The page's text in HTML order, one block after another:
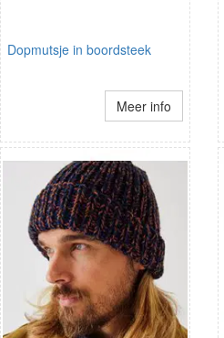
Dopmutsje in boordsteek
Meer info